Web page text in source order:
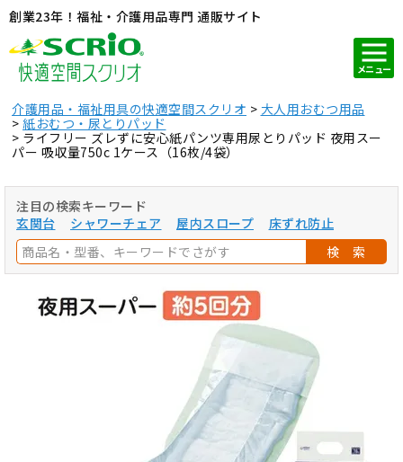
創業23年！福祉・介護用品専門 通販サイト
メニュー
介護用品・福祉用具の快適空間スクリオ
大人用おむつ用品
紙おむつ・尿とりパッド
ライフリー ズレずに安心紙パンツ専用尿とりパッド 夜用スー
パー 吸収量750c 1ケース（16枚/4袋）
注目の検索キーワード
玄関台
シャワーチェア 屋内スロープ
床ずれ防止
検 索